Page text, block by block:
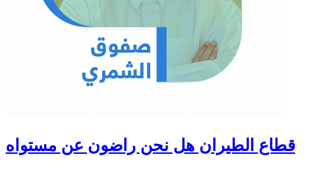
قطاع الطيران هل نحن راضون عن مستواه